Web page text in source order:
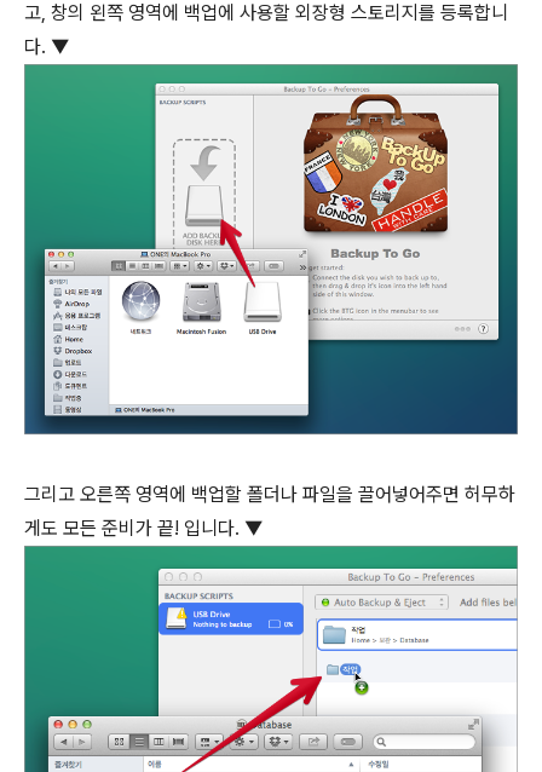
고, 창의 왼쪽 영역에 백업에 사용할 외장형 스토리지를 등록합니
다. ▼
그리고 오른쪽 영역에 백업할 폴더나 파일을 끌어넣어주면 허무하
게도 모든 준비가 끝! 입니다. ▼